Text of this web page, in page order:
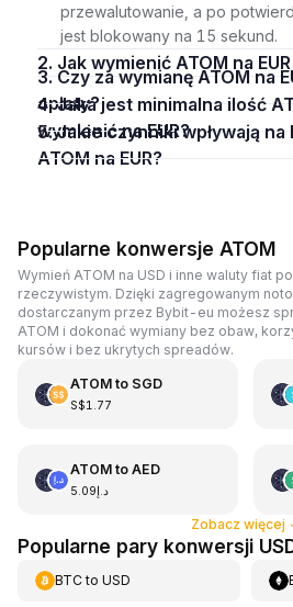
przewalutowanie, a po
jest blokowany na 15 sekund.
2. Jak wymienić ATOM na
3. Czy za wymianę ATOM na EUR pobierane są
opłaty?
4. Jaka jest minimalna ilość ATOM, którą mogę
wymienić na EUR?
5. Jakie czynniki wpływają na kurs wymiany
ATOM na EUR?
Popularne konwersje ATOM
Wymień ATOM na USD i inne waluty fiat
rzeczywistym. Dzięki zagregowanym
dostarczanym przez Bybit-eu możesz
ATOM i dokonać wymiany bez obaw,
kursów i bez ukrytych spreadów.
ATOMto SGD
S$1.77
ATOMto AED
د.إ5.09
Zobacz więcej
Popularne pary konwersji
BTCto USD